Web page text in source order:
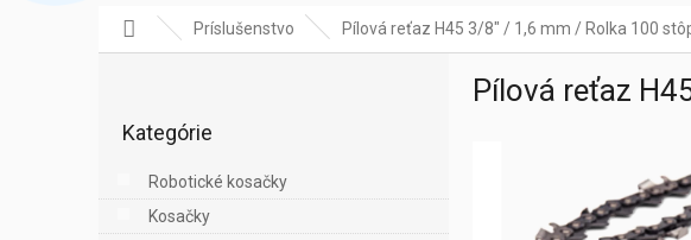
DomovPríslušenstvo Pílová reťaz H45 3/8" / 1,6 mm / Rolka 100
p
kategórie
Kategórie
Robotické kosačky
Kosačky
Pílová reťaz